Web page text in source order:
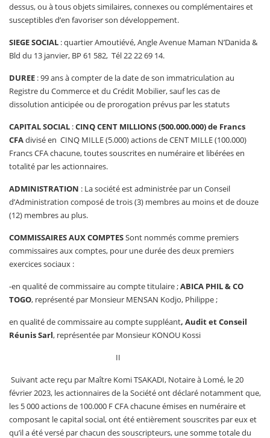
dessus, ou à tous objets similaires, connexes ou complémentaires et
susceptibles d’en favoriser son développement.
SIEGE SOCIAL : quartier Amoutiévé, Angle Avenue Maman N’Danida &
Bld du 13 janvier, BP 61 582, Tél 22 22 69 14.
DUREE : 99 ans à compter de la date de son immatriculation au
Registre du Commerce et du Crédit Mobilier, sauf les cas de
dissolution anticipée ou de prorogation prévus par les statuts
CAPITAL SOCIAL :CINQ CENT MILLIONS (500.000.000) de Francs
CFAdivisé en CINQ MILLE (5.000) actions de CENT MILLE (100.000)
Francs CFA chacune, toutes souscrites en numéraire et libérées en
totalité par les actionnaires.
ADMINISTRATION : La société est administrée par un Conseil
d’Administration composé de trois (3) membres au moins et de douze
(12) membres au plus.
COMMISSAIRES AUX COMPTESSont nommés comme premiers
commissaires aux comptes, pour une durée des deux premiers
exercices sociaux :
-en qualité de commissaire au compte titulaire ;ABICA PHIL & CO
TOGO, représenté par Monsieur MENSAN Kodjo, Philippe ;
en qualité de commissaire au compte suppléant, Audit et Conseil
Réunis Sarl, représentée par Monsieur KONOU Kossi
II
Suivant acte reçu par Maître Komi TSAKADI, Notaire à Lomé, le 20
février 2023, les actionnaires de la Société ont déclaré notamment que,
les 5 000 actions de 100.000 F CFA chacune émises en numéraire et
composant le capital social, ont été entièrement souscrites par eux et
qu’il a été versé par chacun des souscripteurs, une somme totale du